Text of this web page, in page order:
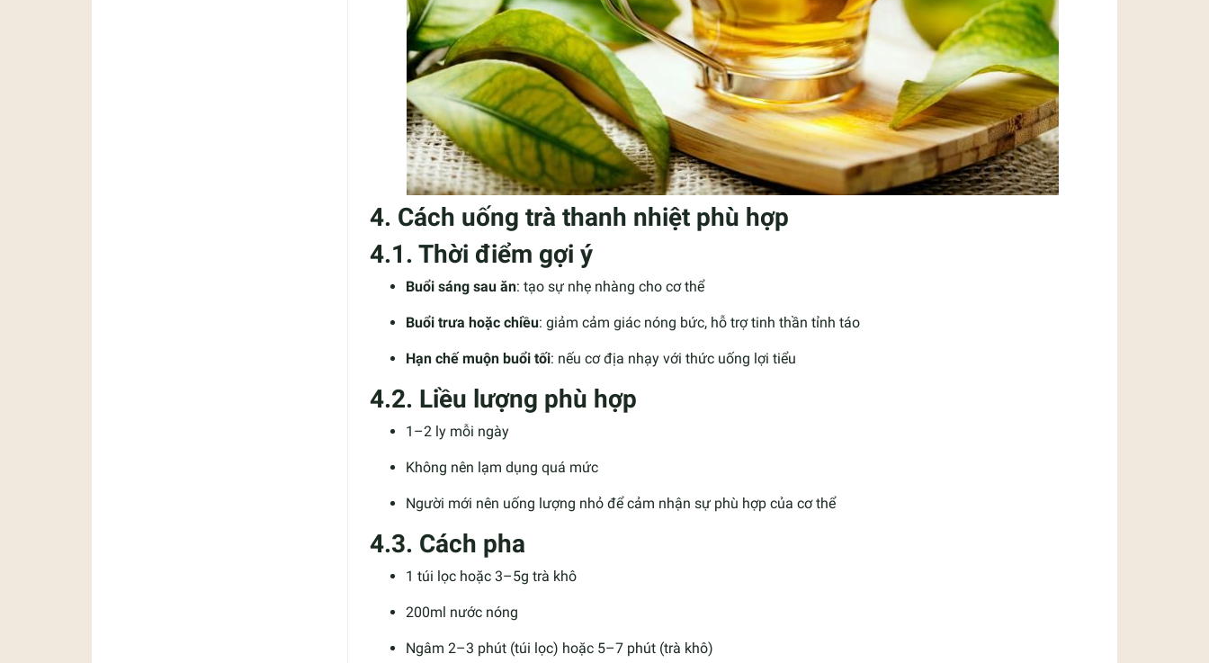
4. Cách uống trà thanh nhiệt phù hợp
4.1. Thời điểm gợi ý
Buổi sáng sau ăn: tạo sự nhẹ nhàng cho cơ thể
Buổi trưa hoặc chiều: giảm cảm giác nóng bức, hỗ trợ tinh thần tỉnh táo
Hạn chế muộn buổi tối: nếu cơ địa nhạy với thức uống lợi tiểu
4.2. Liều lượng phù hợp
1–2 ly mỗi ngày
Không nên lạm dụng quá mức
Người mới nên uống lượng nhỏ để cảm nhận sự phù hợp của cơ thể
4.3. Cách pha
1 túi lọc hoặc 3–5g trà khô
200ml nước nóng
Ngâm 2–3 phút (túi lọc) hoặc 5–7 phút (trà khô)